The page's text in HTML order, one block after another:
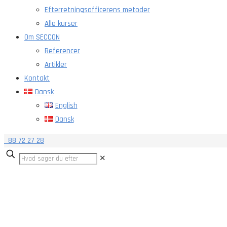
Efterretningsofficerens metoder
Alle kurser
Om SECCON
Referencer
Artikler
Kontakt
Dansk
English
Dansk
88 72 27 28
✕